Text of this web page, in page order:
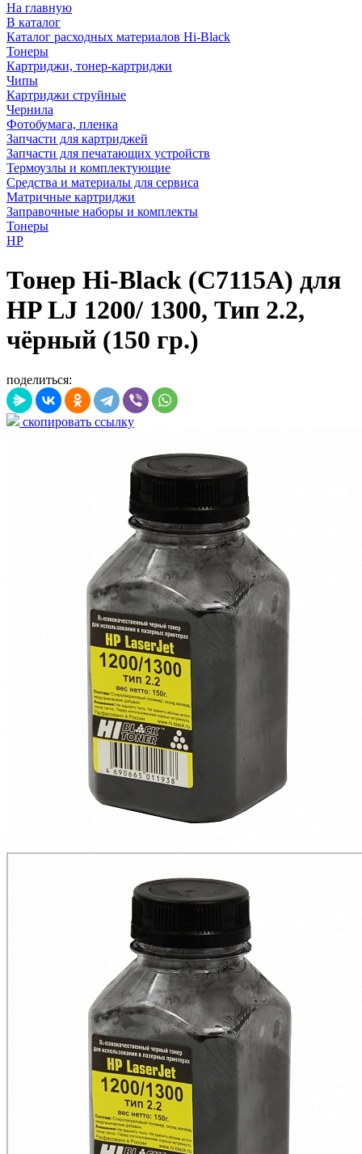
На главную
В каталог
Каталог расходных материалов Hi-Black
Тонеры
Картриджи, тонер-картриджи
Чипы
Картриджи струйные
Чернила
Фотобумага, пленка
Запчасти для картриджей
Запчасти для печатающих устройств
Термоузлы и комплектующие
Средства и материалы для сервиса
Матричные картриджи
Заправочные наборы и комплекты
Тонеры
HP
Тонер Hi-Black (C7115A) для
HP LJ 1200/ 1300, Тип 2.2,
чёрный (150 гр.)
поделиться:
скопировать ссылку